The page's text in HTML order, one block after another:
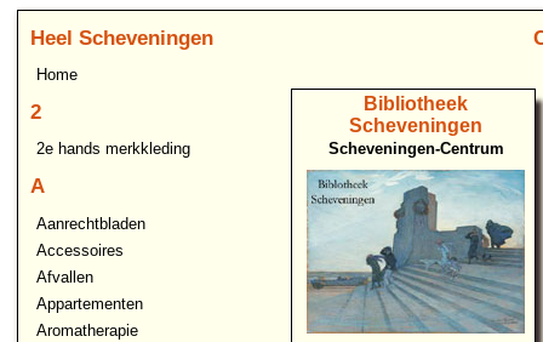
Heel Scheveningen
Home
2
2e hands merkkleding
A
Aanrechtbladen
Accessoires
Afvallen
Appartementen
Aromatherapie
Bibliotheek
Scheveningen
Scheveningen-Centrum